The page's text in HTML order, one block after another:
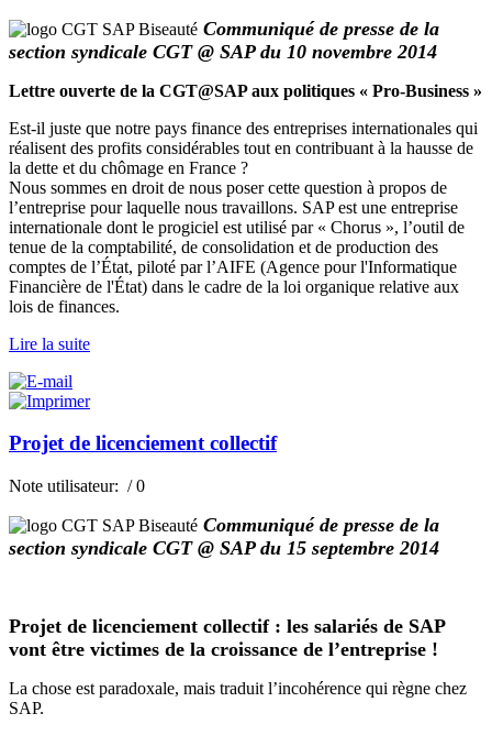
Communiqué de presse de la
section syndicale CGT @ SAP du 10 novembre 2014
Lettre ouverte de la CGT@SAP aux politiques « Pro-Business »
Est-il juste que notre pays finance des entreprises internationales qui
réalisent des profits considérables tout en contribuant à la hausse de
la dette et du chômage en France ?
Nous sommes en droit de nous poser cette question à propos de
l’entreprise pour laquelle nous travaillons. SAP est une entreprise
internationale dont le progiciel est utilisé par « Chorus », l’outil de
tenue de la comptabilité, de consolidation et de production des
comptes de l’État, piloté par l’AIFE (Agence pour l'Informatique
Financière de l'État) dans le cadre de la loi organique relative aux
lois de finances.
Lire la suite
Projet de licenciement collectif
Note utilisateur: / 0
Communiqué de presse de la
section syndicale CGT @ SAP du 15 septembre 2014
Projet de licenciement collectif : les salariés de SAP
vont être victimes de la croissance de l’entreprise !
La chose est paradoxale, mais traduit l’incohérence qui règne chez
SAP.